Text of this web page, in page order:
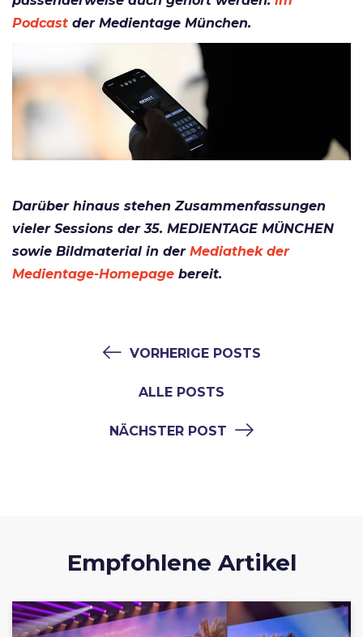
Podcast der Medientage München.
Darüber hinaus stehen Zusammenfassungen
vieler Sessions der 35. MEDIENTAGE MÜNCHEN
sowie Bildmaterial in der Mediathek der
Medientage-Homepage bereit.
VORHERIGE POSTS
ALLE POSTS
NÄCHSTER POST
Empfohlene Artikel